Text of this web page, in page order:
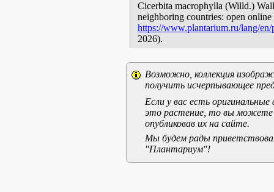
Cicerbita macrophylla (Willd.)
neighboring countries: open
https://www.plantarium.ru/lang/
2026).
Возможно, коллекция
получить исчерпывающее
Если у вас есть
это растение, то вы можете
опубликовав их на сайте.
Мы будем рады
"Плантариум"!